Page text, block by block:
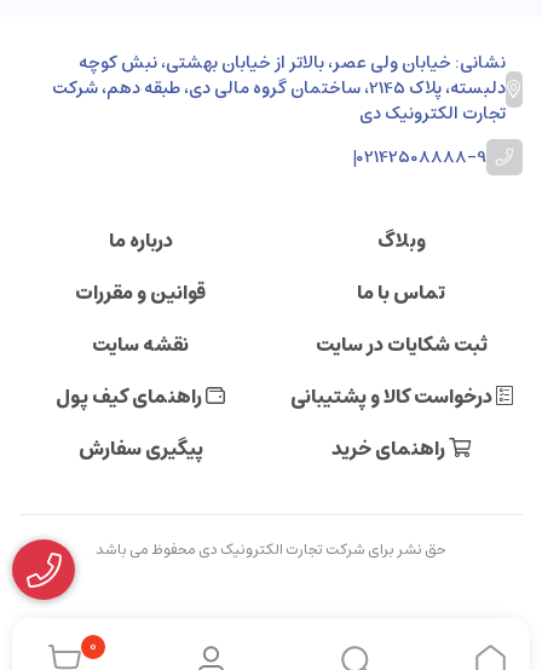
0
نشانی: خیابان ولی عصر، بالاتر از خیابان بهشتی، نبش کوچه
دلبسته، پلاک 2145، ساختمان گروه مالی دی، طبقه دهم، شرکت
تجارت الکترونیک دی
02142508888-9
|
وبلاگ
درباره ما
تماس با ما
قوانین و مقررات
ثبت شکایات در سایت
نقشه سایت
درخواست کالا و پشتیبانی
راهنمای کیف پول
راهنمای خرید
پیگیری سفارش
حق نشر برای شرکت تجارت الکترونیک دی محفوظ می باشد